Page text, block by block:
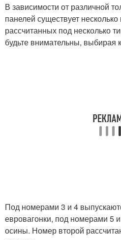
В зависимости от различной
панелей существует
рассчитанных под несколько
будьте внимательны, выбирая
Под номерами 3 и 4
евровагонки, под номерами 5
осины. Номер второй